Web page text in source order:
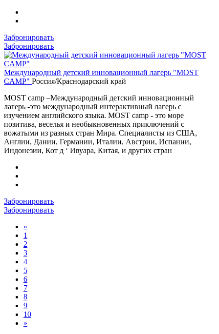
Забронировать
Забронировать
Международный детский инновационный лагерь "MOST
CAMP" Россия/Краснодарский край
MOST camp –Международный детский инновационный
лагерь -это международный интерактивный лагерь с
изучением английского языка. MOST camp - это море
позитива, веселья и необыкновенных приключений с
вожатыми из разных стран Мира. Специалисты из США,
Англии, Дании, Германии, Италии, Австрии, Испании,
Индонезии, Кот д ‘ Ивуара, Китая, и других стран
Забронировать
Забронировать
«
1
2
3
4
5
6
7
8
9
10
»